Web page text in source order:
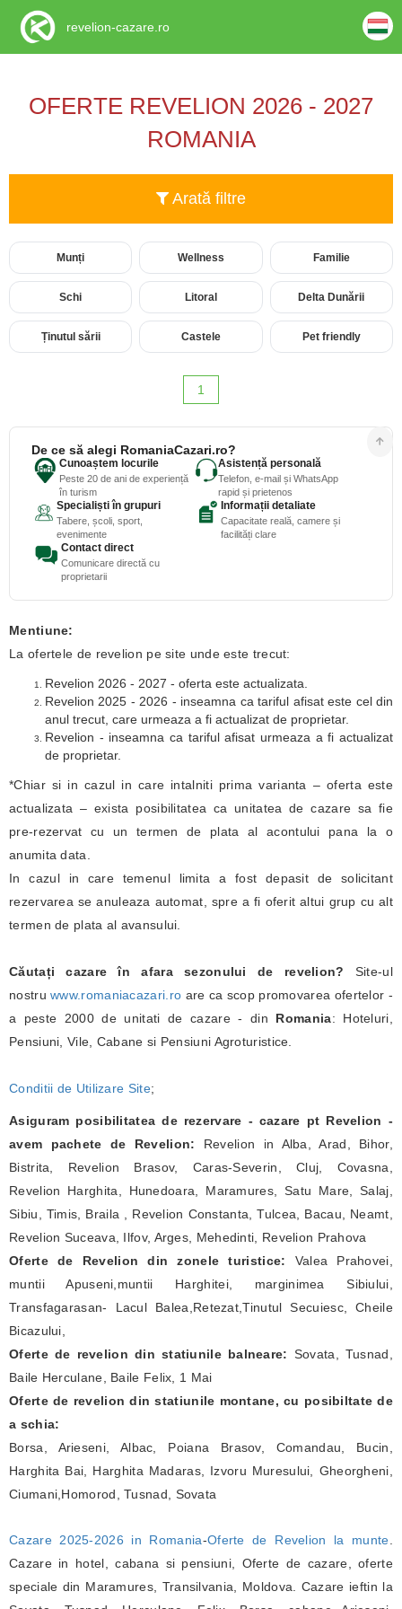
OFERTE REVELION 2026 - 2027
ROMANIA
Arată filtre
Munți Wellness Familie
Schi Litoral Delta Dunării
Ținutul sării Castele Pet friendly
1
De ce să alegi RomaniaCazari.ro?
Cunoaștem locurile
Peste 20 de ani de experiență
în turism
Asistență personală
Telefon, e-mail și WhatsApp
rapid și prietenos
Specialiști în grupuri
Tabere, școli, sport,
evenimente
Informații detaliate
Capacitate reală, camere și
facilități clare
Contact direct
Comunicare directă cu
proprietarii
Mentiune:
La ofertele de revelion pe site unde este trecut:
Revelion 2026 - 2027 - oferta este actualizata.
Revelion 2025 - 2026 - inseamna ca tariful afisat este cel din
anul trecut, care urmeaza a fi actualizat de proprietar.
Revelion - inseamna ca tariful afisat urmeaza a fi actualizat
de proprietar.
*Chiar si in cazul in care intalniti prima varianta – oferta este
actualizata – exista posibilitatea ca unitatea de cazare sa fie
pre-rezervat cu un termen de plata al acontului pana la o
anumita data.
In cazul in care temenul limita a fost depasit de solicitant
rezervarea se anuleaza automat, spre a fi oferit altui grup cu alt
termen de plata al avansului.
Căutați cazare în afara sezonului de revelion? Site-ul
nostruwww.romaniacazari.ro are ca scop promovarea ofertelor -
a peste 2000 de unitati de cazare - din Romania: Hoteluri,
Pensiuni, Vile, Cabane si Pensiuni Agroturistice.
Conditii de Utilizare Site;
Asiguram posibilitatea de rezervare - cazare pt Revelion -
avem pachete de Revelion: Revelion in Alba, Arad, Bihor,
Bistrita, Revelion Brasov, Caras-Severin, Cluj, Covasna,
Revelion Harghita, Hunedoara, Maramures, Satu Mare, Salaj,
Sibiu, Timis, Braila , Revelion Constanta, Tulcea, Bacau, Neamt,
Revelion Suceava, Ilfov, Arges, Mehedinti, Revelion Prahova
Oferte de Revelion din zonele turistice: Valea Prahovei,
muntii Apuseni,muntii Harghitei, marginimea Sibiului,
Transfagarasan- Lacul Balea,Retezat,Tinutul Secuiesc, Cheile
Bicazului,
Oferte de revelion din statiunile balneare: Sovata, Tusnad,
Baile Herculane, Baile Felix, 1 Mai
Oferte de revelion din statiunile montane, cu posibiltate de
a schia:
Borsa, Arieseni, Albac, Poiana Brasov, Comandau, Bucin,
Harghita Bai, Harghita Madaras, Izvoru Muresului, Gheorgheni,
Ciumani,Homorod, Tusnad, Sovata
Cazare 2025-2026 in Romania-Oferte de Revelion la munte
Cazare in hotel, cabana si pensiuni, Oferte de cazare, oferte
speciale din Maramures, Transilvania, Moldova. Cazare ieftin la
revelion-cazare.ro